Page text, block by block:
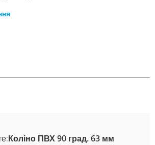
Коліно ПВХ 90 град. 63 мм